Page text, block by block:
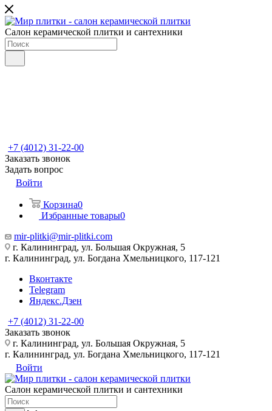
Салон керамической плитки и сантехники
+7 (4012) 31-22-00
Заказать звонок
Задать вопрос
Войти
Корзина0
Избранные товары0
mir-plitki@mir-plitki.com
г. Калининград, ул. Большая Окружная, 5
г. Калининград, ул. Богдана Хмельницкого, 117-121
Вконтакте
Telegram
Яндекс.Дзен
+7 (4012) 31-22-00
Заказать звонок
г. Калининград, ул. Большая Окружная, 5
г. Калининград, ул. Богдана Хмельницкого, 117-121
Войти
Салон керамической плитки и сантехники